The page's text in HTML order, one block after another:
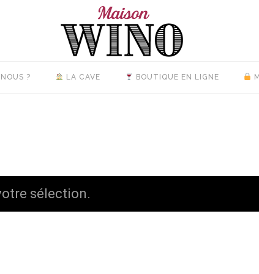
? LA CAVE BOUTIQUE EN LIGNE
sélection.